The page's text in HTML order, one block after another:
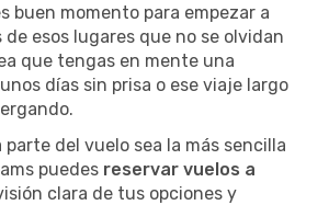
buen momento para empezar a
de esos lugares que no se olvidan
que tengas en mente una
días sin prisa o ese viaje largo
parte del vuelo sea la más sencilla
puedes reservar vuelos a
clara de tus opciones y